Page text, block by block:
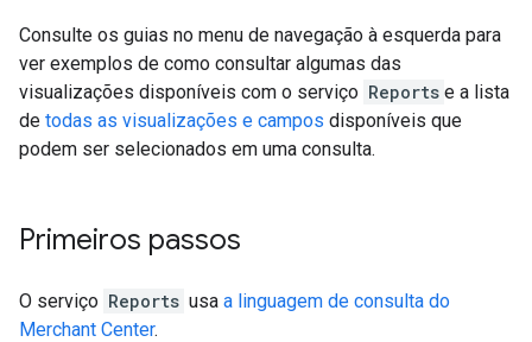
Consulte os guias no menu de navegação à esquerda para
ver exemplos de como consultar algumas das
visualizações disponíveis com o serviço Reports e a lista
de todas as visualizações e campos disponíveis que
podem ser selecionados em uma consulta.
Primeiros passos
O serviço Reports usa a linguagem de consulta do
Merchant Center.